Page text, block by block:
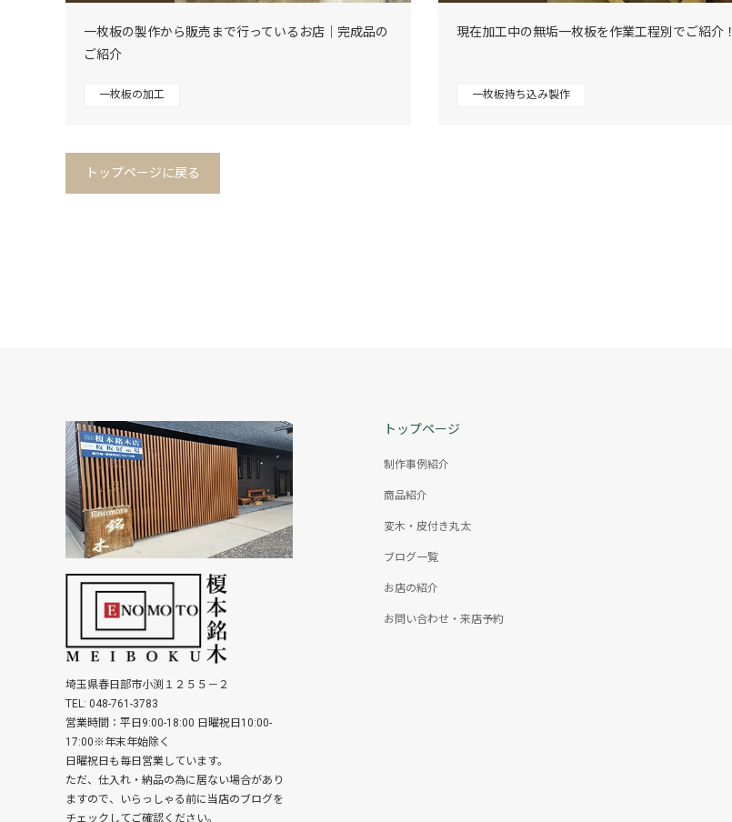
一枚板の製作から販売まで行っているお店｜完成品の
ご紹介
一枚板の加工
現在加工中の無垢一枚板を作業工程別でご紹介！
一枚板持ち込み製作
トップページに戻る
トップページ
制作事例紹介
商品紹介
変木・皮付き丸太
ブログ一覧
お店の紹介
お問い合わせ・来店予約
埼玉県春日部市小渕１２５５－２
TEL: 048-761-3783
営業時間：平日9:00-18:00 日曜祝日10:00-
17:00※年末年始除く
日曜祝日も毎日営業しています。
ただ、仕入れ・納品の為に居ない場合があり
ますので、いらっしゃる前に当店のブログを
チェックしてご確認ください。